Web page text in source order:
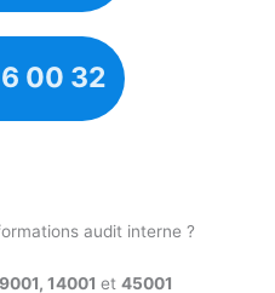
00 32
audit interne ?
14001et45001